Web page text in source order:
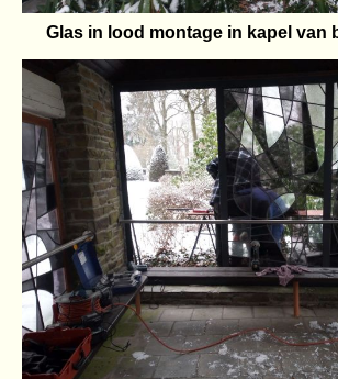
Glas in lood montage in kapel van